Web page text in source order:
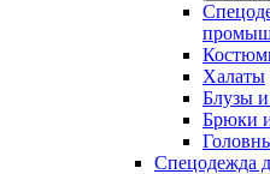
Халаты
Блузы
Брюки
Спецодежда